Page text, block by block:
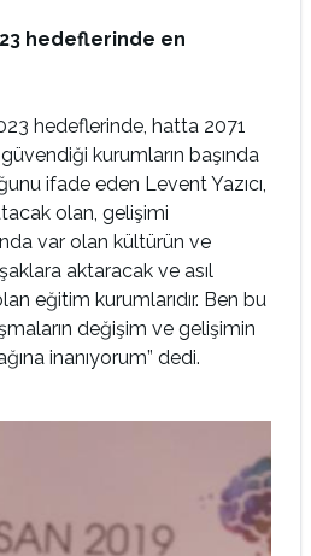
hedeflerinde en
hedeflerinde, hatta 2071
kurumların başında
ifade eden Levent Yazıcı,
olan, gelişimi
var olan kültürün ve
aktaracak ve asıl
eğitim kurumlarıdır. Ben bu
değişim ve gelişimin
inanıyorum” dedi.